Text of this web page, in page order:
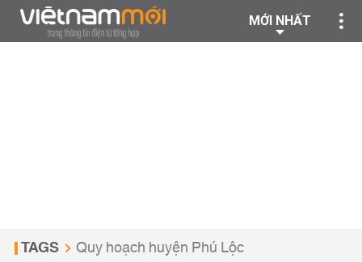
MỚI NHẤT
TAGS Quy hoạch huyện Phú Lộc